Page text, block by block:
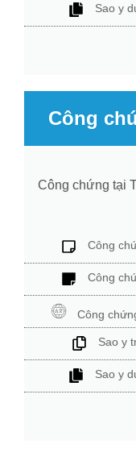
Sao y
Công
Công chứng tại
Công
Công
Công
Sao y
Sao y